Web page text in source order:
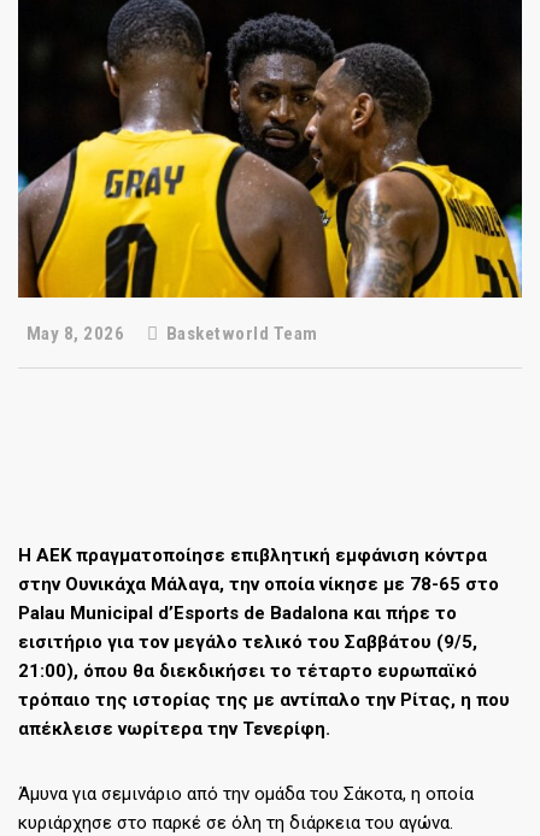
May 8, 2026 Basketworld Team
Η ΑΕΚ πραγματοποίησε επιβλητική εμφάνιση κόντρα
στην Ουνικάχα Μάλαγα, την οποία νίκησε με 78-65 στο
Palau Municipal d’Esports de Badalona και πήρε το
εισιτήριο για τον μεγάλο τελικό του Σαββάτου (9/5,
21:00), όπου θα διεκδικήσει το τέταρτο ευρωπαϊκό
τρόπαιο της ιστορίας της με αντίπαλο την Ρίτας, η που
απέκλεισε νωρίτερα την Τενερίφη.
Άμυνα για σεμινάριο από την ομάδα του Σάκοτα, η οποία
κυριάρχησε στο παρκέ σε όλη τη διάρκεια του αγώνα.